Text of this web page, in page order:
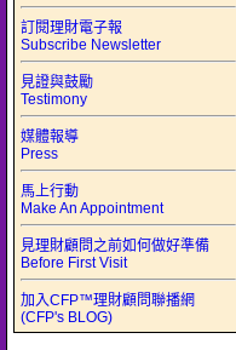
訂閱理財電子報
Subscribe Newsletter
見證與鼓勵
Testimony
媒體報導
Press
馬上行動
Make An Appointment
見理財顧問之前如何做好準備
Before First Visit
加入CFP™理財顧問聯播網
(CFP's BLOG)